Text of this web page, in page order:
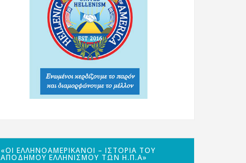
«ΟΙ ΕΛΛΗΝΟΑΜΕΡΙΚΑΝΟΊ – ΙΣΤΟΡΊΑ ΤΟΥ
ΑΠΌΔΗΜΟΥ ΕΛΛΗΝΙΣΜΟΎ ΤΩΝ Η.Π.Α»